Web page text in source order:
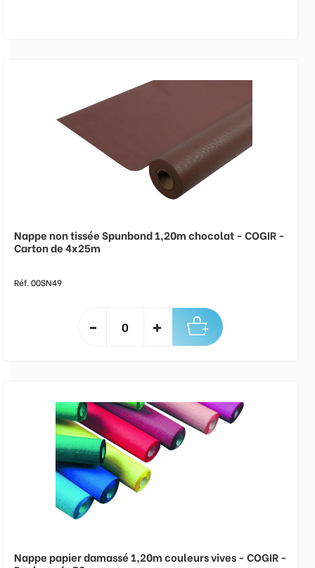
Nappe non tissée Spunbond 1,20m chocolat - COGIR -
Carton de 4x25m
Réf. 00SN49
Nappe papier damassé 1,20m couleurs vives - COGIR -